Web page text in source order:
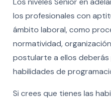
los profesionales con
ámbito laboral, como
normatividad,
postularte a ellos
habilidades de
Si crees que tienes las